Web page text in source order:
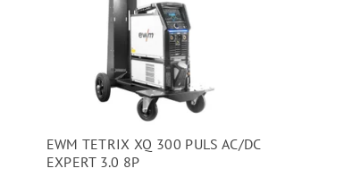
EWM TETRIX XQ 300 PULS AC/DC
EXPERT 3.0 8P